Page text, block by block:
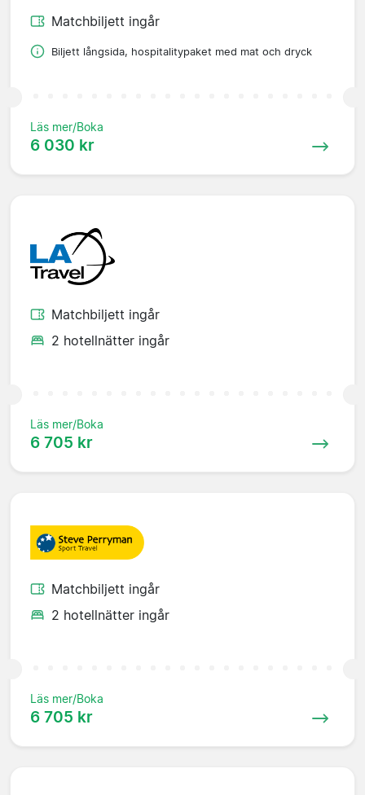
Matchbiljett ingår
Biljett långsida, hospitalitypaket med mat och dryck
Läs mer/Boka
6 030 kr
Matchbiljett ingår
2 hotellnätter ingår
Läs mer/Boka
6 705 kr
Matchbiljett ingår
2 hotellnätter ingår
Läs mer/Boka
6 705 kr